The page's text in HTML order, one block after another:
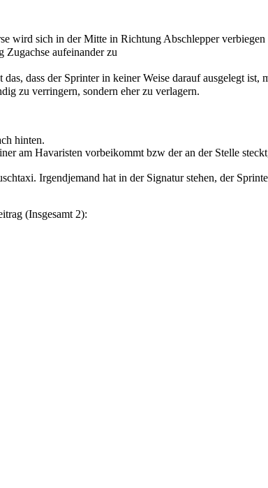
wird sich in der Mitte in Richtung Abschlepper verbiegen
Zugachse aufeinander zu
dass der Sprinter in keiner Weise darauf ausgelegt
zu verringern, sondern eher zu verlagern.
hinten.
am Havaristen vorbeikommt bzw der an der Stelle
Irgendjemand hat in der Signatur stehen, der
(Insgesamt 2):